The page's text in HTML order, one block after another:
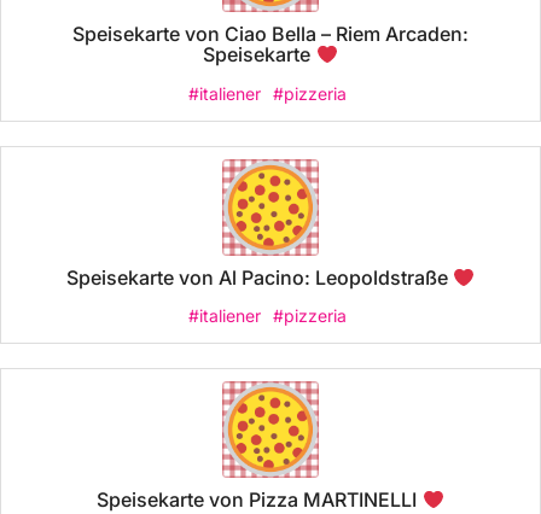
Speisekarte von Ciao Bella – Riem Arcaden:
Speisekarte
#italiener #pizzeria
Speisekarte von Al Pacino: Leopoldstraße
#italiener #pizzeria
Speisekarte von Pizza MARTINELLI